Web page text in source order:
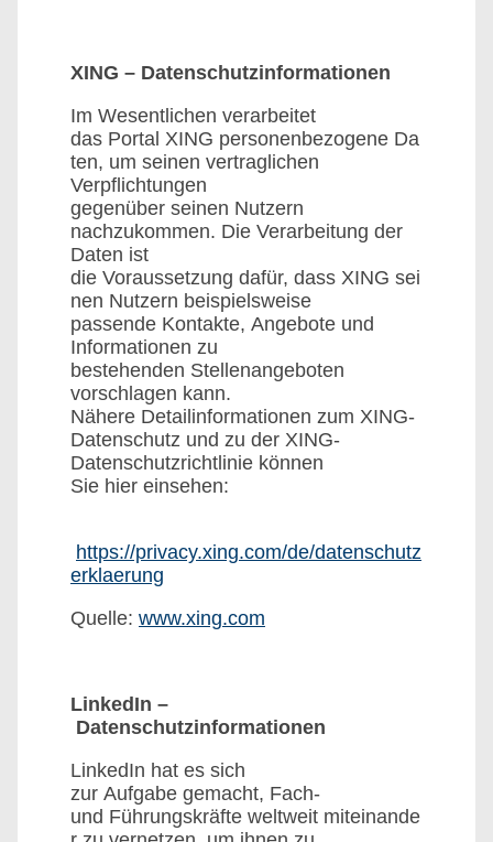
XING – Datenschutzinformationen
Im Wesentlichen verarbeitet
das Portal XING personenbezogene Da
ten, um seinen vertraglichen
Verpflichtungen
gegenüber seinen Nutzern
nachzukommen. Die Verarbeitung der
Daten ist
die Voraussetzung dafür, dass XING sei
nen Nutzern beispielsweise
passende Kontakte, Angebote und
Informationen zu
bestehenden Stellenangeboten
vorschlagen kann.
Nähere Detailinformationen zum XING-
Datenschutz und zu der XING-
Datenschutzrichtlinie können
Sie hier einsehen:
https://privacy.xing.com/de/datenschutz
erklaerung
Quelle: www.xing.com
LinkedIn –
Datenschutzinformationen
LinkedIn hat es sich
zur Aufgabe gemacht, Fach-
und Führungskräfte weltweit miteinande